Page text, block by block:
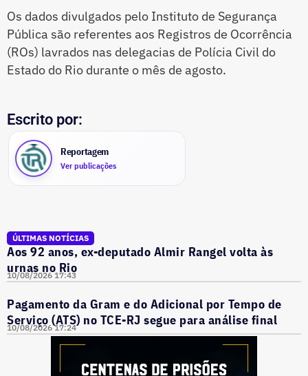
Os dados divulgados pelo Instituto de Segurança
Pública são referentes aos Registros de Ocorrência
(ROs) lavrados nas delegacias de Polícia Civil do
Estado do Rio durante o mês de agosto.
Escrito por:
Reportagem
Ver publicações
ÚLTIMAS NOTÍCIAS
Aos 92 anos, ex-deputado Almir Rangel volta às
urnas no Rio
10/08/2026 17:43
Pagamento da Gram e do Adicional por Tempo de
Serviço (ATS) no TCE-RJ segue para análise final
10/08/2026 17:24